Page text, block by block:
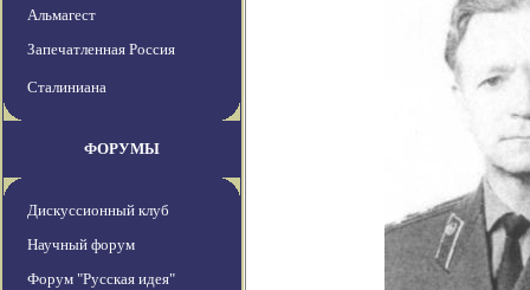
Альмагест
Запечатленная Россия
Сталиниана
ФОРУМЫ
Дискуссионный клуб
Научный форум
Форум "Русская идея"